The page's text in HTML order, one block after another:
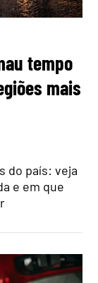
tempo
mais
do país: veja
e em que